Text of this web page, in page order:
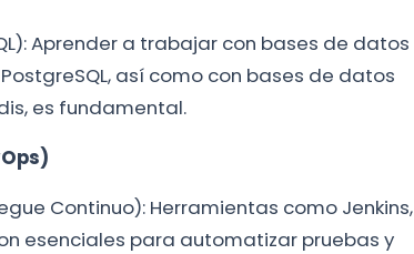
Aprender a trabajar con bases de datos
así como con bases de datos
es fundamental.
Continuo): Herramientas como Jenkins,
esenciales para automatizar pruebas y